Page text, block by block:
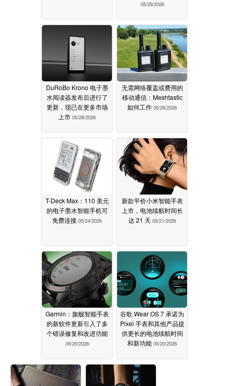
05/29/2026
DuRoBo Krono 电子墨
水阅读器发布后进行了
更新，现已在更多市场
上市 05/28/2026
无需网络覆盖或费用的
移动通信：Meshtastic
如何工作 05/26/2026
T-Deck Max：110 美元
的电子墨水智能手机可
免费连接 05/24/2026
新款平价小米智能手表
上市，电池续航时间长
达 21 天 05/21/2026
Garmin：旗舰智能手表
的新软件更新引入了多
个错误修复和改进功能
05/20/2026
谷歌 Wear OS 7 承诺为
Pixel 手表和其他产品提
供更长的电池续航时间
和新功能 05/20/2026